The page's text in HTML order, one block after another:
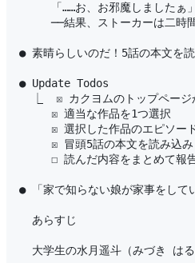
     「……お、お邪魔しましたぁ」
──結果、ストーカーは二時
● 素晴らしいのだ！5話の本文を
● Update Todos
⎿  ☒ カクヨムのトップページ
     ☒ 適当な作品を1つ選択
☒ 選択した作品のエピソー
     ☒ 冒頭5話の本文を読み込み
☐ 読んだ内容をまとめて報
● 「家で知らない娘が家事をして
  あらすじ
大学生の水月遥斗（みづき は